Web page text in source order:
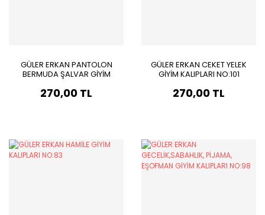
GÜLER ERKAN PANTOLON
BERMUDA ŞALVAR GİYİM
270,00 TL
GÜLER ERKAN CEKET YELEK
GİYİM KALIPLARI NO:101
270,00 TL